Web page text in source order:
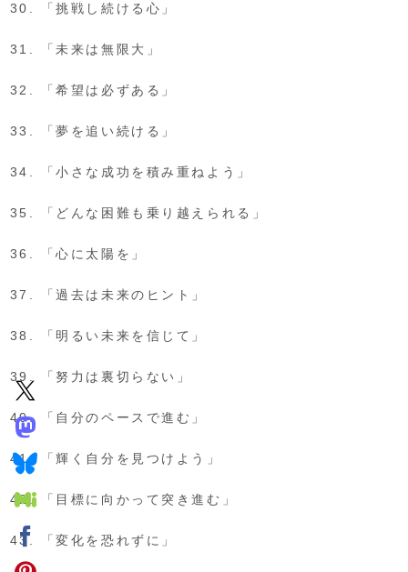
「挑戦し続ける心」
「未来は無限大」
「希望は必ずある」
「夢を追い続ける」
「小さな成功を積み重ねよう」
「どんな困難も乗り越えられる」
「心に太陽を」
「過去は未来のヒント」
「明るい未来を信じて」
「努力は裏切らない」
「自分のペースで進む」
「輝く自分を見つけよう」
「目標に向かって突き進む」
「変化を恐れずに」